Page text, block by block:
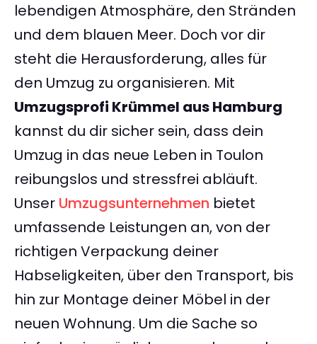
lebendigen Atmosphäre, den Stränden
und dem blauen Meer. Doch vor dir
steht die Herausforderung, alles für
den Umzug zu organisieren. Mit
Umzugsprofi Krümmel aus Hamburg
kannst du dir sicher sein, dass dein
Umzug in das neue Leben in Toulon
reibungslos und stressfrei abläuft.
Unser Umzugsunternehmen bietet
umfassende Leistungen an, von der
richtigen Verpackung deiner
Habseligkeiten, über den Transport, bis
hin zur Montage deiner Möbel in der
neuen Wohnung. Um die Sache so